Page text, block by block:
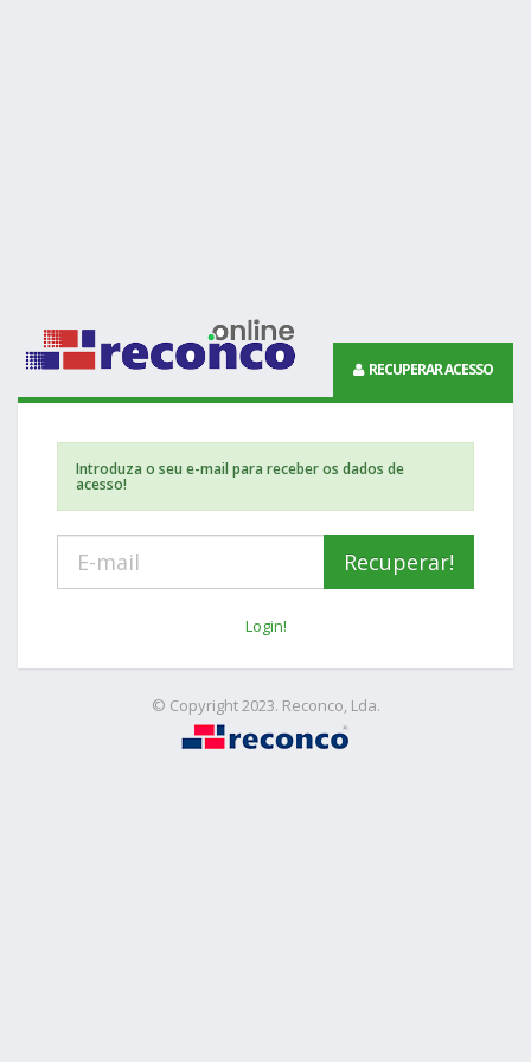
RECUPERAR ACESSO
Introduza o seu e-mail para receber os dados de
acesso!
Login!
© Copyright 2023. Reconco, Lda.